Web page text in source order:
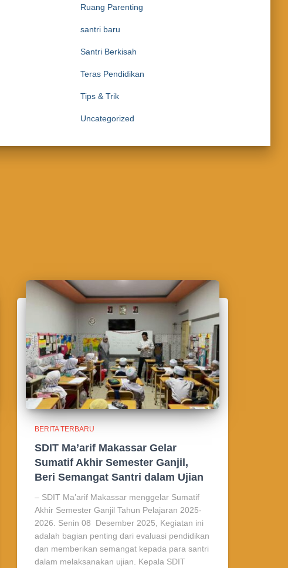
Ruang Parenting
santri baru
Santri Berkisah
Teras Pendidikan
Tips & Trik
Uncategorized
BERITA TERBARU
SDIT Ma’arif Makassar Gelar
Sumatif Akhir Semester Ganjil,
Beri Semangat Santri dalam Ujian
– SDIT Ma’arif Makassar menggelar Sumatif
Akhir Semester Ganjil Tahun Pelajaran 2025-
2026. Senin 08 Desember 2025, Kegiatan ini
adalah bagian penting dari evaluasi pendidikan
dan memberikan semangat kepada para santri
dalam melaksanakan ujian. Kepala SDIT